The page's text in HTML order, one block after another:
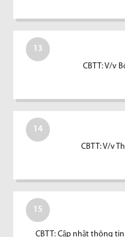
13
CBTT: V/v
14
CBTT: V/v
15
CBTT: Cập nhật thông